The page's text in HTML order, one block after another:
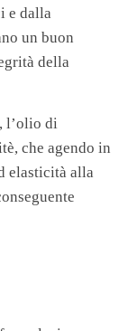
e dalla
un buon
della
l’olio di
che agendo in
elasticità alla